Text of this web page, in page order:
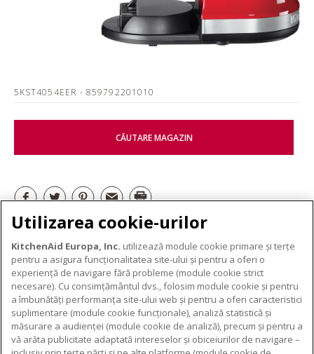
5KST4054EER - 859792201010
CĂUTARE MAGAZIN
ELECTROCASNICE MICI
DESPRE KITCHENAID
Despre KitchenAid
Istoria mărcii
PRODUSELE NOASTRE
Utilizarea cookie-urilor
KitchenAid Europa, Inc. utilizează module cookie primare și terțe
pentru a asigura funcționalitatea site-ului și pentru a oferi o
experiență de navigare fără probleme (module cookie strict
necesare). Cu consimțământul dvs., folosim module cookie și pentru
a îmbunătăți performanța site-ului web și pentru a oferi caracteristici
suplimentare (module cookie funcționale), analiză statistică și
măsurare a audienței (module cookie de analiză), precum și pentru a
vă arăta publicitate adaptată intereselor și obiceiurilor de navigare –